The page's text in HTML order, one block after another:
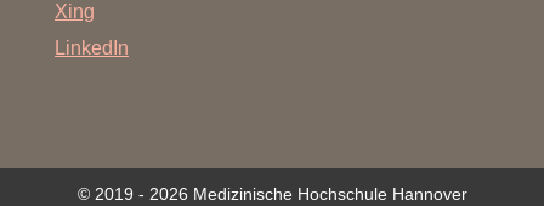
Xing
LinkedIn
© 2019 - 2026 Medizinische Hochschule Hannover